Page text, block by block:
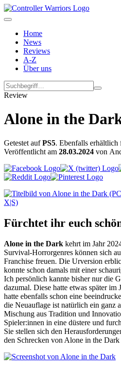
Home
News
Reviews
A-Z
Über uns
Review
Alone in the
Getestet aufPS5. Ebenfalls erhältlich
Veröffentlicht am 28.03.2024 von
Fürchtet ihr euch
Alone in the Dark kehrt im Jahr
Survival-Horrorgenres können sich
Franchise freuen. Die Urversion
konnte schon damals mit einer
Ich persönlich kannte bisher nur die
dazumal. Diese hatte etwas später im
hatte ebenfalls schon eine
die Neuauflage ist natürlich ein ganz
Mischung aus Tradition und
Spieler:innen in eine düstere und
Sie stellen sich den
den Schrecken von Alone in the Dark